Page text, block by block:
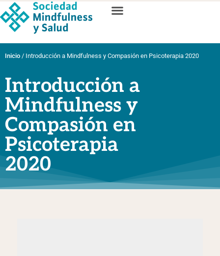
Inicio / Introducción a Mindfulness y Compasión en Psicoterapia 2020
Introducción a
Mindfulness y
Compasión en
Psicoterapia
2020